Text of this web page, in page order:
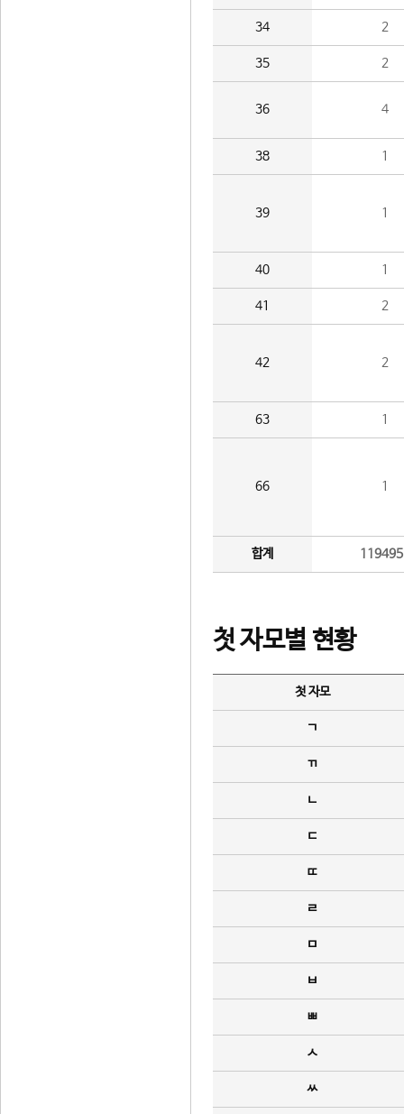
34 2
35 2
36 4
38 1
39 1
40 1
41 2
42 2
63 1
66 1
합계
첫 자모별 현황
첫 자모
ㄱ
ㄲ
ㄴ
ㄷ
ㄸ
ㄹ
ㅁ
ㅂ
ㅃ
ㅅ
ㅆ